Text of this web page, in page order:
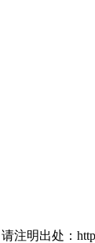
注明出处：